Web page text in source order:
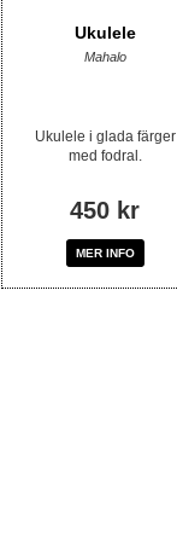
Ukulele
Mahalo
Ukulele i glada färger
med fodral.
450 kr
MER INFO